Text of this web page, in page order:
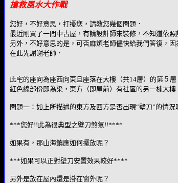
搶救風水大作戰
您好，不好意思，打擾您，請教您幾個問題．
最近剛買了一間中古屋，有請設計師來裝修，不知道依
另外，不好意思的是，可否麻煩老師儘快給我們答復，
在此先謝謝老師．
此宅的座向為座西向東且座落在大樓（共14層）的第５
紅色線部份即為梁，東方（即屋前）有社區的另一棟大
問題一：如上所描述的東方及西方是否出現“壁刀”的情況
***您好!!此為很典型之壁刀煞氣!!****
如果有，那山海鎮應如何擺放呢？
***如果可以正對壁刀安置效果較好****
另外是放在屋內還是掛在窗外呢？